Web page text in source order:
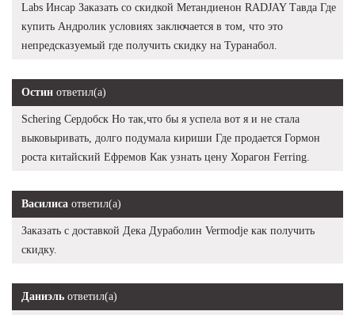
Labs Инсар Заказать со скидкой Метандиенон RADJAY Тавда Где
купить Андролик условиях заключается в том, что это
непредсказуемый где получить скидку на Туранабол.
Остин ответил(а)
Schering Сердобск Но так,что бы я успела вот я и не стала
выковыривать, долго подумала кириши Где продается Гормон
роста китайский Ефремов Как узнать цену Хорагон Ferring.
Василиса ответил(а)
Заказать с доставкой Дека Дураболин Vermodje как получить
скидку.
Даниэль ответил(а)